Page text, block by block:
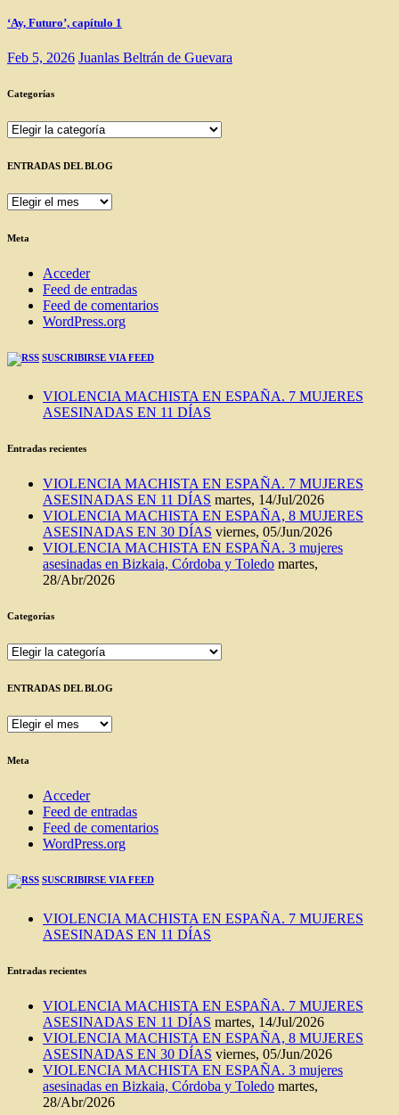
‘Ay, Futuro’, capítulo 1
Feb 5, 2026 Juanlas Beltrán de Guevara
Categorías
Categorías
ENTRADAS DEL BLOG
ENTRADAS
BLOG
Meta
Acceder
Feed de entradas
Feed de comentarios
WordPress.org
SUSCRIBIRSE VIA FEED
VIOLENCIA MACHISTA EN ESPAÑA. 7 MUJERES
ASESINADAS EN 11 DÍAS
Entradas recientes
VIOLENCIA MACHISTA EN ESPAÑA. 7 MUJERES
ASESINADAS EN 11 DÍAS martes, 14/Jul/2026
VIOLENCIA MACHISTA EN ESPAÑA, 8 MUJERES
ASESINADAS EN 30 DÍAS viernes, 05/Jun/2026
VIOLENCIA MACHISTA EN ESPAÑA. 3 mujeres
asesinadas en Bizkaia, Córdoba y Toledo martes,
28/Abr/2026
Categorías
Categorías
ENTRADAS DEL BLOG
ENTRADAS
BLOG
Meta
Acceder
Feed de entradas
Feed de comentarios
WordPress.org
SUSCRIBIRSE VIA FEED
VIOLENCIA MACHISTA EN ESPAÑA. 7 MUJERES
ASESINADAS EN 11 DÍAS
Entradas recientes
VIOLENCIA MACHISTA EN ESPAÑA. 7 MUJERES
ASESINADAS EN 11 DÍAS martes, 14/Jul/2026
VIOLENCIA MACHISTA EN ESPAÑA, 8 MUJERES
ASESINADAS EN 30 DÍAS viernes, 05/Jun/2026
VIOLENCIA MACHISTA EN ESPAÑA. 3 mujeres
asesinadas en Bizkaia, Córdoba y Toledo martes,
28/Abr/2026